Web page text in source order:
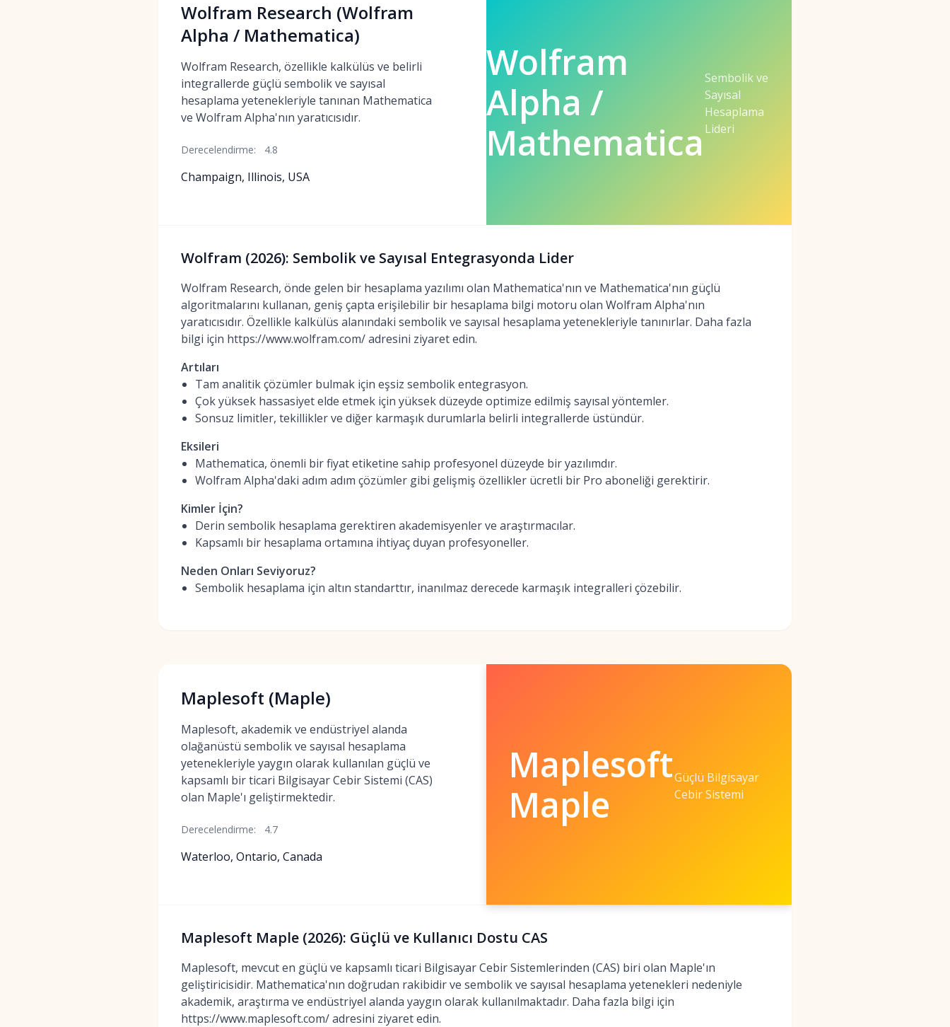
Wolfram Research (Wolfram
Alpha / Mathematica)
Wolfram Research, özellikle kalkülüs ve belirli
integrallerde güçlü sembolik ve sayısal
hesaplama yetenekleriyle tanınan Mathematica
ve Wolfram Alpha'nın yaratıcısıdır.
Derecelendirme: 4.8
Champaign, Illinois, USA
Wolfram
Alpha /
Mathematica
Sembolik ve
Sayısal
Hesaplama
Lideri
Wolfram (2026): Sembolik ve Sayısal Entegrasyonda Lider
Wolfram Research, önde gelen bir hesaplama yazılımı olan Mathematica'nın ve Mathematica'nın güçlü
algoritmalarını kullanan, geniş çapta erişilebilir bir hesaplama bilgi motoru olan Wolfram Alpha'nın
yaratıcısıdır. Özellikle kalkülüs alanındaki sembolik ve sayısal hesaplama yetenekleriyle tanınırlar. Daha fazla
bilgi için https://www.wolfram.com/ adresini ziyaret edin.
Artıları
Tam analitik çözümler bulmak için eşsiz sembolik entegrasyon.
Çok yüksek hassasiyet elde etmek için yüksek düzeyde optimize edilmiş sayısal yöntemler.
Sonsuz limitler, tekillikler ve diğer karmaşık durumlarla belirli integrallerde üstündür.
Eksileri
Mathematica, önemli bir fiyat etiketine sahip profesyonel düzeyde bir yazılımdır.
Wolfram Alpha'daki adım adım çözümler gibi gelişmiş özellikler ücretli bir Pro aboneliği gerektirir.
Kimler İçin?
Derin sembolik hesaplama gerektiren akademisyenler ve araştırmacılar.
Kapsamlı bir hesaplama ortamına ihtiyaç duyan profesyoneller.
Neden Onları Seviyoruz?
Sembolik hesaplama için altın standarttır, inanılmaz derecede karmaşık integralleri çözebilir.
Maplesoft (Maple)
Maplesoft, akademik ve endüstriyel alanda
olağanüstü sembolik ve sayısal hesaplama
yetenekleriyle yaygın olarak kullanılan güçlü ve
kapsamlı bir ticari Bilgisayar Cebir Sistemi (CAS)
olan Maple'ı geliştirmektedir.
Derecelendirme: 4.7
Waterloo, Ontario, Canada
Maplesoft
Maple
Güçlü Bilgisayar
Cebir Sistemi
Maplesoft Maple (2026): Güçlü ve Kullanıcı Dostu CAS
Maplesoft, mevcut en güçlü ve kapsamlı ticari Bilgisayar Cebir Sistemlerinden (CAS) biri olan Maple'ın
geliştiricisidir. Mathematica'nın doğrudan rakibidir ve sembolik ve sayısal hesaplama yetenekleri nedeniyle
akademik, araştırma ve endüstriyel alanda yaygın olarak kullanılmaktadır. Daha fazla bilgi için
https://www.maplesoft.com/ adresini ziyaret edin.